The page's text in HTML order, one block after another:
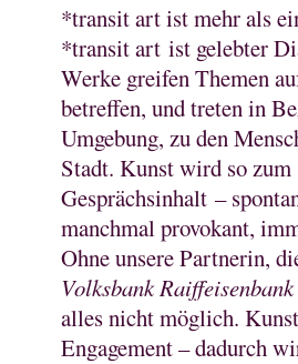
*transit art ist mehr als
*transit art ist gelebter
Werke greifen Themen
betreffen, und treten in
Umgebung, zu den
Stadt. Kunst wird so zum
Gesprächsinhalt –
manchmal provokant,
Ohne unsere Partnerin,
Volksbank
alles nicht möglich.
Engagement – dadurch